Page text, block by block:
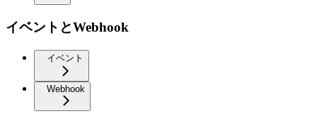
イベントとWebhook
イベント
Webhook